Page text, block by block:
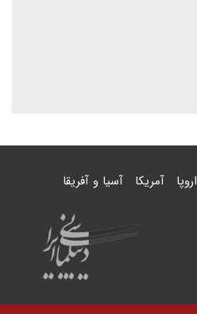
اروپا آمریکا آسیا و آفریقا